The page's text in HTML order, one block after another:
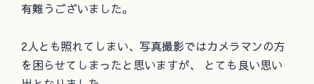
有難うございました。
2人とも照れてしまい、写真撮影ではカメラマンの方
を困らせてしまったと思いますが、 とても良い思い